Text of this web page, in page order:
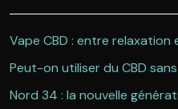
Vape CBD : entre
Peut-on utiliser du CBD
Nord 34 : la nouvelle